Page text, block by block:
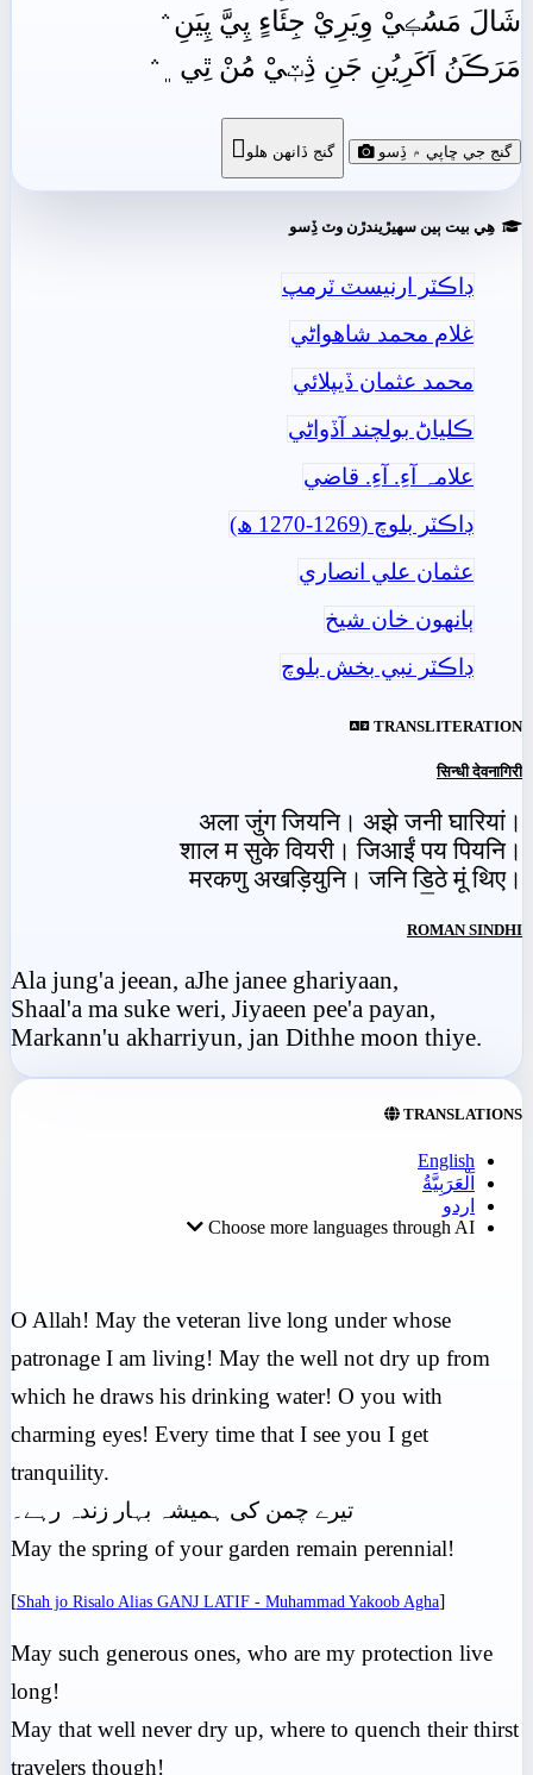
شَالَ مَسُڪٖيْ وِيَرِيْ جِئَاءٍ پِيَّ پِيَنِ﮶
مَرَڪَنُ اَکَرِيُنِ جَنِ ڎِٽٖيْ مُنْ ٿِي﮼﮶
گنج جي ڇاپي ۾ ڏِسو گنج ڏانھن ھلو 
ھِي بيت ٻين سھيڙيندڙن وٽ ڏِسو
ڊاڪٽر ارنيسٽ ٽرمپ
غلام محمد شاھواڻي
محمد عثمان ڏيپلائي
ڪلياڻ بولچند آڏواڻي
علامہ آءِ. آءِ. قاضي
ڊاڪٽر بلوچ (1269-1270 ھ)
عثمان علي انصاري
ٻانهون خان شيخ
ڊاڪٽر نبي بخش بلوچ
TRANSLITERATION
सिन्धी देवनागिरी
अला जुंग जियनि। अझे जनी घारियां।
शाल म सुके वियरी। जिआईं पय पियनि।
मरकणु अखड़ियुनि। जनि डि॒ठे मूं थिए।
ROMAN SINDHI
Ala jung'a jeean, aJhe janee ghariyaan,
Shaal'a ma suke weri, Jiyaeen pee'a payan,
Markann'u akharriyun, jan Dithhe moon thiye.
TRANSLATIONS
English
اَلْعَرَبِيَّةُ
اردو
Choose more languages through AI
O Allah! May the veteran live long under whose
patronage I am living! May the well not dry up from
which he draws his drinking water! O you with
charming eyes! Every time that I see you I get
tranquility.
تیرے چمن کی ہمیشہ بہار زندہ رہے۔
May the spring of your garden remain perennial!
[Shah jo Risalo Alias GANJ LATIF - Muhammad Yakoob Agha]
May such generous ones, who are my protection live
long!
May that well never dry up, where to quench their thirst
travelers though!